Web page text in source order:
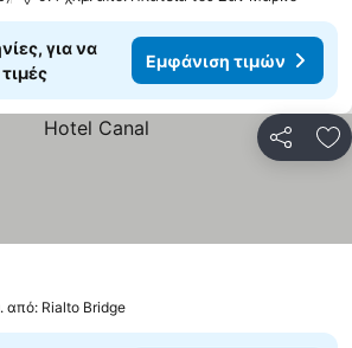
για να
Εμφάνιση τιμών
από: Rialto Bridge